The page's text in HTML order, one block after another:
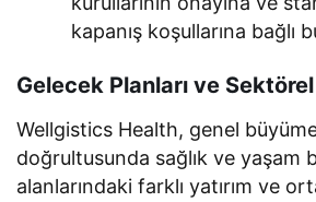
kapanış koşullarına bağlı
Gelecek Planları ve
Wellgistics Health, genel
doğrultusunda sağlık ve yaşam
alanlarındaki farklı yatırım ve